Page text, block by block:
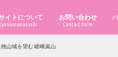
イトについて お問い合わせ
Contact form
山城を望む 嵯峨嵐山